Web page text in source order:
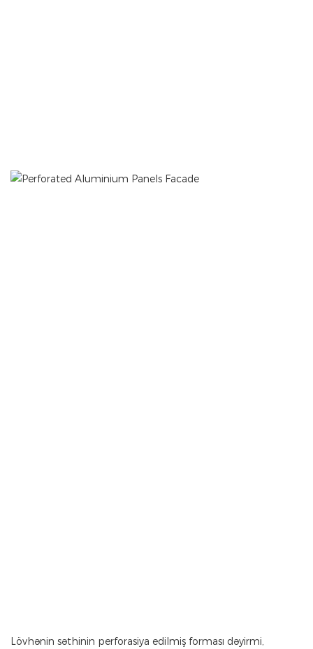
Lövhənin səthinin perforasiya edilmiş forması dəyirmi,